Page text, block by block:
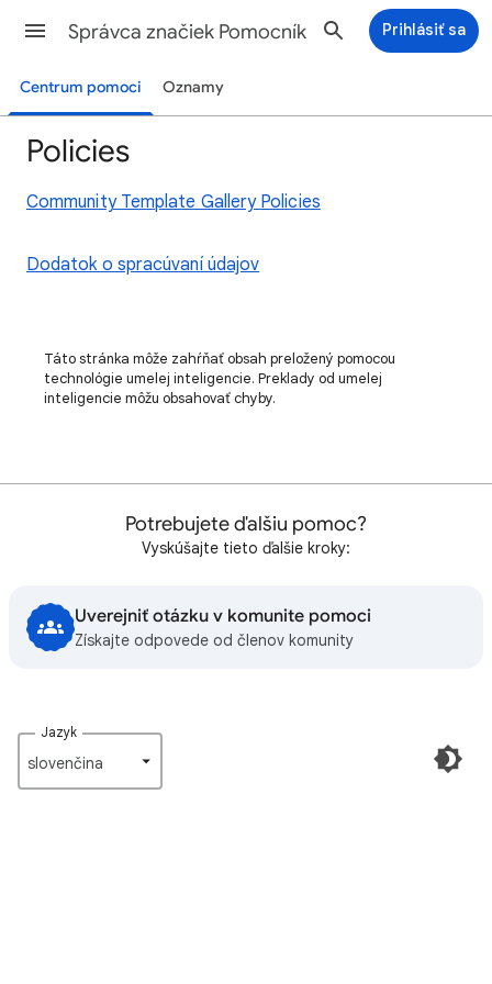
Správca značiek Pomocník Prihlásiť sa
Centrum pomoci Oznamy
Policies
Community Template Gallery Policies
Dodatok o spracúvaní údajov
Táto stránka môže zahŕňať obsah preložený pomocou
technológie umelej inteligencie. Preklady od umelej
inteligencie môžu obsahovať chyby.
Potrebujete ďalšiu pomoc?
Vyskúšajte tieto ďalšie kroky:
Uverejniť otázku v komunite pomoci
Získajte odpovede od členov komunity
Jazyk
slovenčina‎